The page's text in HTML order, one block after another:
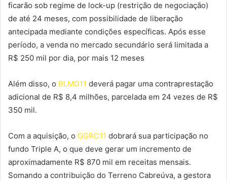
ficarão sob regime de lock-up (restrição de negociação)
de até 24 meses, com possibilidade de liberação
antecipada mediante condições específicas. Após esse
período, a venda no mercado secundário será limitada a
R$ 250 mil por dia, por mais 12 meses
Além disso, o BLMG11 deverá pagar uma contraprestação
adicional de R$ 8,4 milhões, parcelada em 24 vezes de R$
350 mil.
Com a aquisição, o GGRC11 dobrará sua participação no
fundo Triple A, o que deve gerar um incremento de
aproximadamente R$ 870 mil em receitas mensais.
Somando a contribuição do Terreno Cabreúva, a gestora